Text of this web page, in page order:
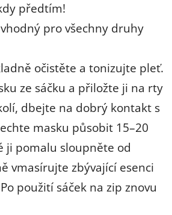
předtím!
pro všechny druhy
očistěte a tonizujte pleť.
ze sáčku a přiložte ji na rty
dbejte na dobrý kontakt s
masku působit 15–20
ji pomalu sloupněte od
vmasírujte zbývající esenci
použití sáček na zip znovu